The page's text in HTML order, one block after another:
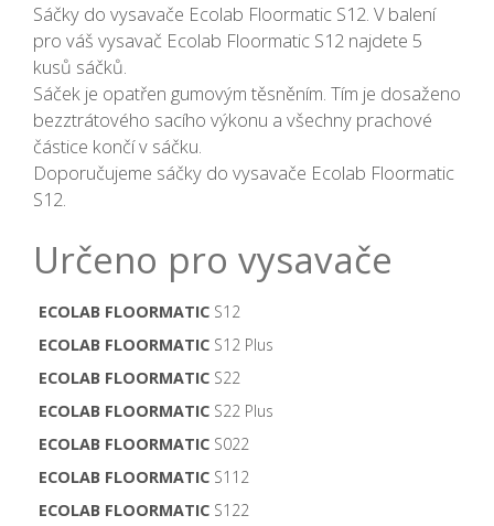
Sáčky do vysavače Ecolab Floormatic S12. V balení
pro váš vysavač Ecolab Floormatic S12 najdete 5
kusů sáčků.
Sáček je opatřen gumovým těsněním. Tím je dosaženo
bezztrátového sacího výkonu a všechny prachové
částice končí v sáčku.
Doporučujeme sáčky do vysavače Ecolab Floormatic
S12.
Určeno pro vysavače
ECOLAB FLOORMATIC S12
ECOLAB FLOORMATIC S12 Plus
ECOLAB FLOORMATIC S22
ECOLAB FLOORMATIC S22 Plus
ECOLAB FLOORMATIC S022
ECOLAB FLOORMATIC S112
ECOLAB FLOORMATIC S122